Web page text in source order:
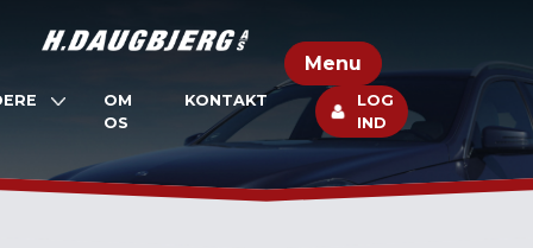
Menu
OM
OS
KONTAKT
LOG
IND